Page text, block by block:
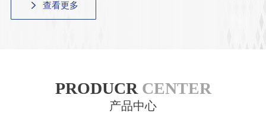
查看更多
PRODUCR CENTER
产品中心